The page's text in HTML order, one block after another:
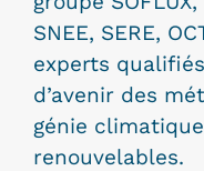
SNEE, SERE,
experts
d’avenir des
génie
renouvelables.